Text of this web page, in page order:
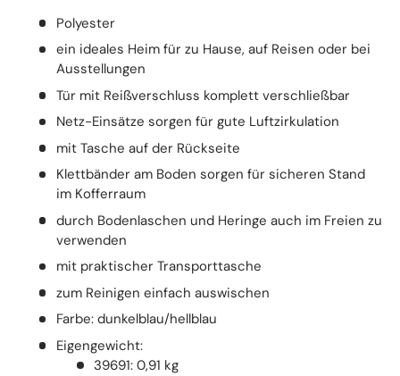
Polyester
ein ideales Heim für zu Hause, auf Reisen oder bei
Ausstellungen
Tür mit Reißverschluss komplett verschließbar
Netz-Einsätze sorgen für gute Luftzirkulation
mit Tasche auf der Rückseite
Klettbänder am Boden sorgen für sicheren Stand
im Kofferraum
durch Bodenlaschen und Heringe auch im Freien zu
verwenden
mit praktischer Transporttasche
zum Reinigen einfach auswischen
Farbe: dunkelblau/hellblau
Eigengewicht:
39691: 0,91 kg